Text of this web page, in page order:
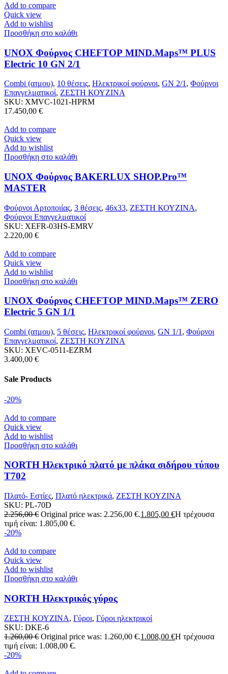
Add to compare
Quick view
Add to wishlist
Προσθήκη στο καλάθι
UNOX Φούρνος CHEFTOP MIND.Maps™ PLUS
Electric 10 GN 2/1
Combi (ατμου), 10 θέσεις, Ηλεκτρικοί φούρνοι, GN 2/1 , Φούρνοι
Επαγγελματικοί, ΖΕΣΤΗ ΚΟΥΖΙΝΑ
SKU: XMVC-1021-HPRM
17.450,00 €
Add to compare
Quick view
Add to wishlist
Προσθήκη στο καλάθι
UNOX Φούρνος BAKERLUX SHOP.Pro™
MASTER
Φούρνοι Αρτοποιίας, 3 θέσεις, 46x33, ΖΕΣΤΗ ΚΟΥΖΙΝΑ,
Φούρνοι Επαγγελματικοί
SKU: XEFR-03HS-EMRV
2.220,00 €
Add to compare
Quick view
Add to wishlist
Προσθήκη στο καλάθι
UNOX Φούρνος CHEFTOP MIND.Maps™ ZERO
Electric 5 GN 1/1
Combi (ατμου), 5 θέσεις, Ηλεκτρικοί φούρνοι, GN 1/1 , Φούρνοι
Επαγγελματικοί, ΖΕΣΤΗ ΚΟΥΖΙΝΑ
SKU: XEVC-0511-EZRM
3.400,00 €
Sale Products
-20%
Add to compare
Quick view
Add to wishlist
Προσθήκη στο καλάθι
NORTH Ηλεκτρικό πλατό με πλάκα σιδήρου τύπου
T702
Πλατό- Εστίες, Πλατό ηλεκτρικά, ΖΕΣΤΗ ΚΟΥΖΙΝΑ
SKU: PL-70D
2.256,00€ Original price was: 2.256,00 €.1.805,00 €Η τρέχουσα
τιμή είναι: 1.805,00 €.
-20%
Add to compare
Quick view
Add to wishlist
Προσθήκη στο καλάθι
NORTH Ηλεκτρικός γύρος
ΖΕΣΤΗ ΚΟΥΖΙΝΑ, Γύροι, Γύροι ηλεκτρικοί
SKU: DKE-6
1.260,00€ Original price was: 1.260,00 €.1.008,00 €Η τρέχουσα
τιμή είναι: 1.008,00 €.
-20%